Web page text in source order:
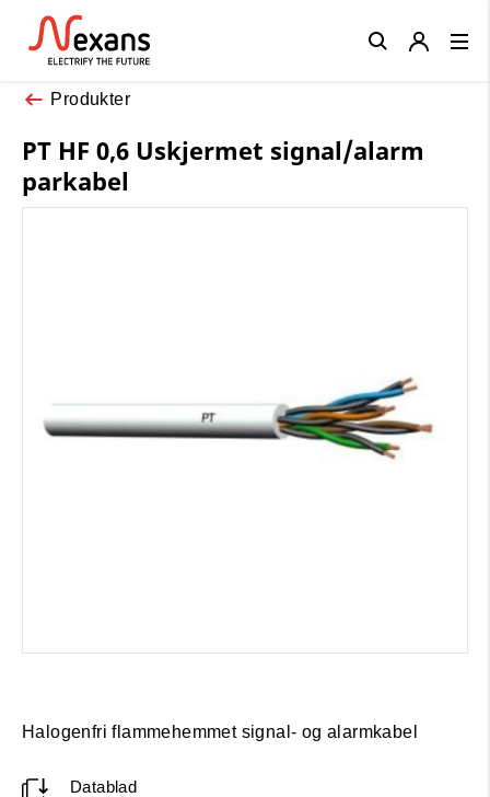
Produkter
PT HF 0,6 Uskjermet signal/alarm
parkabel
Halogenfri flammehemmet signal- og alarmkabel
Datablad
Close